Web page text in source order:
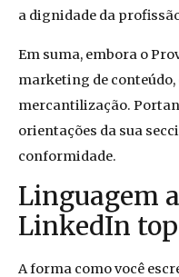
a dignidade da
Em suma, embora o
marketing de
mercantilização.
orientações da sua
conformidade.
Linguagem
LinkedIn
A forma como você